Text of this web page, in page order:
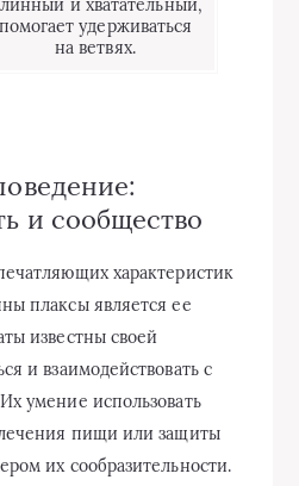
и хватательный,
помогает удерживаться
на ветвях.
и сообщество
характеристик
плаксы является ее
известны своей
и взаимодействовать с
умение использовать
пищи или защиты
их сообразительности.